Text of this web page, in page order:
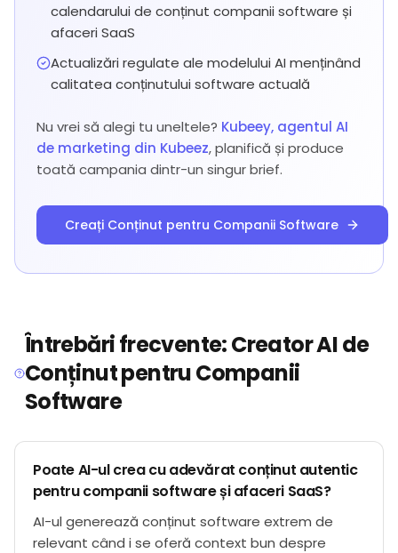
calendarului de conținut companii software și
afaceri SaaS
Actualizări regulate ale modelului AI menținând
calitatea conținutului software actuală
Nu vrei să alegi tu uneltele? Kubeey, agentul AI
de marketing din Kubeez, planifică și produce
toată campania dintr-un singur brief.
Creați Conținut pentru Companii Software
Întrebări frecvente: Creator AI de
Conținut pentru Companii
Software
Poate AI-ul crea cu adevărat conținut autentic
pentru companii software și afaceri SaaS?
AI-ul generează conținut software extrem de
relevant când i se oferă context bun despre